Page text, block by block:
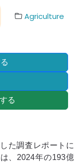
Agriculture
る
た調査レポートに
、2024年の193億